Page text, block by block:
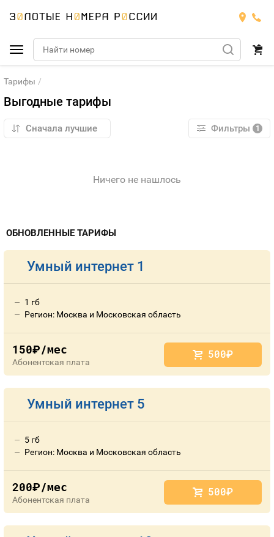
Подобрать номер
Тарифы
ТЕЛЕ2
Тарифы
Номера
Йота
ЙОТА
Номера
Продать номер
Устройства
Тарифы
Выгодные тарифы
Фильтры 1
Ничего не нашлось
ОБНОВЛЕННЫЕ ТАРИФЫ
Умный интернет 1
1 гб
Регион: Москва и Московская область
150руб./мес
Абонентская плата
500руб.
Умный интернет 5
5 гб
Регион: Москва и Московская область
200руб./мес
Абонентская плата
500руб.